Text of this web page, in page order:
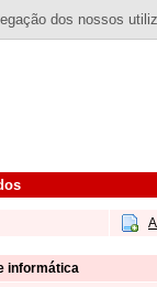
dos nossos
informática